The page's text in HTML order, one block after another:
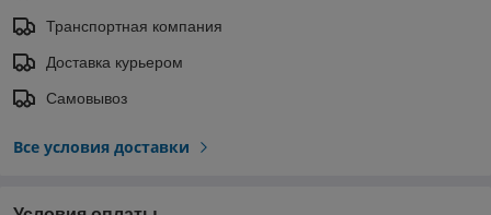
Транспортная компания
Доставка курьером
Самовывоз
Все условия доставки